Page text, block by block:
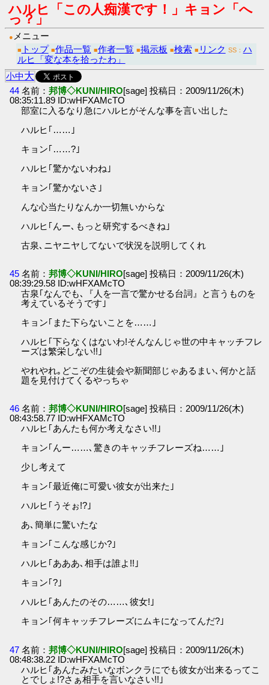
ハルヒ「この人痴漢です！」キョン「へ
っ？」
● メニュー
■ トップ ■作品一覧 ■作者一覧 ■掲示板 ■検索 ■ リンク SS： ハ
ルヒ「変な本を拾ったわ」
小中大
44 名前：邦博◇KUNI/HIRO[sage] 投稿日：2009/11/26(木)
08:35:11.89 ID:wHFXAMcTO
部室に入るなり急にハルヒがそんな事を言い出した
ハルヒ｢……｣
キョン｢……?｣
ハルヒ｢驚かないわね｣
キョン｢驚かないさ｣
んな心当たりなんか一切無いからな
ハルヒ｢んー､もっと研究するべきね｣
古泉､ニヤニヤしてないで状況を説明してくれ
45 名前：邦博◇KUNI/HIRO[sage] 投稿日：2009/11/26(木)
08:39:29.58 ID:wHFXAMcTO
古泉｢なんでも､『人を一言で驚かせる台詞』と言うものを
考えているそうです｣
キョン｢また下らないことを……｣
ハルヒ｢下らなくはないわ!そんなんじゃ世の中キャッチフレ
ーズは繁栄しない!!｣
やれやれ｡どこぞの生徒会や新聞部じゃあるまい､何かと話
題を見付けてくるやっちゃ
46 名前：邦博◇KUNI/HIRO[sage] 投稿日：2009/11/26(木)
08:43:58.77 ID:wHFXAMcTO
ハルヒ｢あんたも何か考えなさい!!｣
キョン｢んー……､驚きのキャッチフレーズね……｣
少し考えて
キョン｢最近俺に可愛い彼女が出来た｣
ハルヒ｢うそぉ!?｣
あ､簡単に驚いたな
キョン｢こんな感じか?｣
ハルヒ｢あああ､相手は誰よ!!｣
キョン｢?｣
ハルヒ｢あんたのその……､彼女!｣
キョン｢何キャッチフレーズにムキになってんだ?｣
47 名前：邦博◇KUNI/HIRO[sage] 投稿日：2009/11/26(木)
08:48:38.22 ID:wHFXAMcTO
ハルヒ｢あんたみたいなボンクラにでも彼女が出来るってこ
とでしょ!?さぁ相手を言いなさい!!｣